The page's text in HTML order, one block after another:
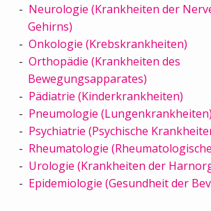
Neurologie (Krankheiten der
Gehirns)
Onkologie (Krebskrankheiten)
Orthopädie (Krankheiten des
Bewegungsapparates)
Pädiatrie (Kinderkrankheiten)
Pneumologie (Lungenkrankheiten)
Psychiatrie (Psychische
Rheumatologie
Urologie (Krankheiten der
Epidemiologie (Gesundheit der